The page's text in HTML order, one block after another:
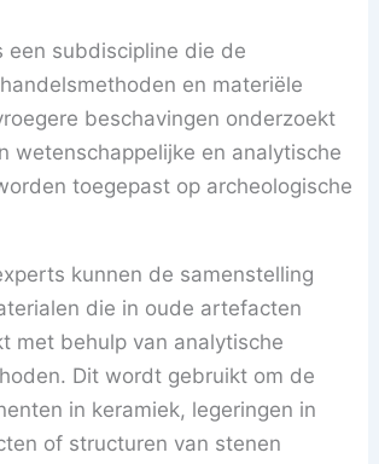
een subdiscipline die de
en materiële
beschavingen onderzoekt
wetenschappelijke en analytische
toegepast op archeologische
kunnen de samenstelling
die in oude artefacten
met behulp van analytische
Dit wordt gebruikt om de
in keramiek, legeringen in
of structuren van stenen